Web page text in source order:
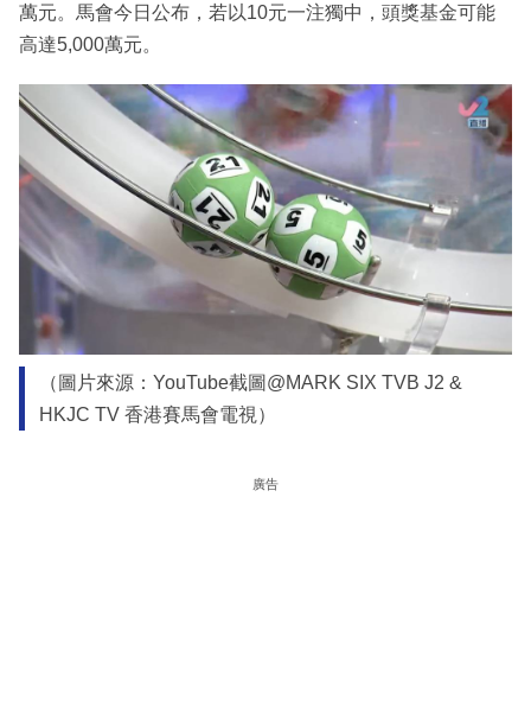
萬元。馬會今日公布，若以10元一注獨中，頭獎基金可能
高達5,000萬元。
（圖片來源：YouTube截圖@MARK SIX TVB J2 &
HKJC TV 香港賽馬會電視）
廣告